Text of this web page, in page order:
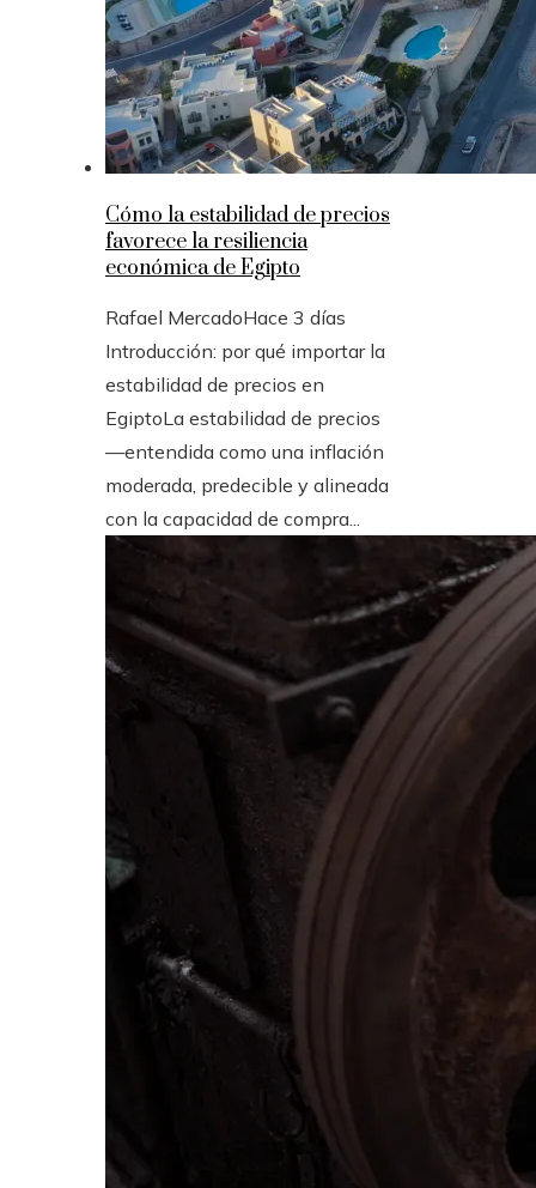
Cómo la estabilidad de precios
favorece la resiliencia
económica de Egipto
Rafael MercadoHace 3 días
Introducción: por qué importar la
estabilidad de precios en
EgiptoLa estabilidad de precios
—entendida como una inflación
moderada, predecible y alineada
con la capacidad de compra...